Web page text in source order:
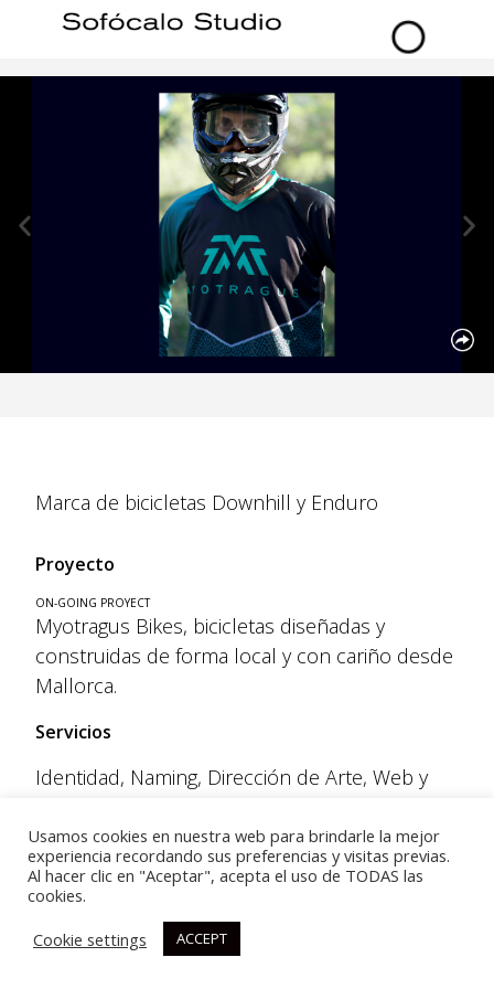
Marca de bicicletas Downhill y Enduro
Proyecto
ON-GOING PROYECT
Myotragus Bikes, bicicletas diseñadas y
construidas de forma local y con cariño desde
Mallorca.
Servicios
Identidad, Naming, Dirección de Arte, Web y
hola@sofocalo.com
Usamos cookies en nuestra web para brindarle la mejor
experiencia recordando sus preferencias y visitas previas.
Al hacer clic en "Aceptar", acepta el uso de TODAS las
cookies.
Cookie settings
ACCEPT